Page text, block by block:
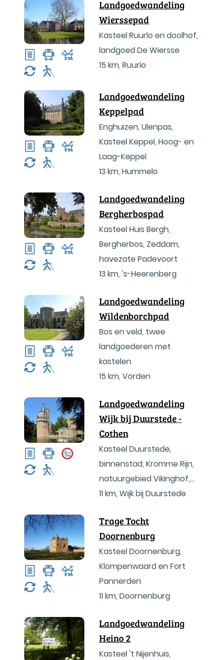
Landgoedwandeling
Wierssepad
Kasteel Ruurlo en doolhof,
landgoed De Wiersse
15 km, Ruurlo
Landgoedwandeling
Keppelpad
Enghuizen, Ulenpas,
Kasteel Keppel, Hoog- en
Laag-Keppel
13 km, Hummelo
Landgoedwandeling
Bergherbospad
Kasteel Huis Bergh,
Bergherbos, Zeddam,
havezate Padevoort
13 km, 's-Heerenberg
Landgoedwandeling
Wildenborchpad
Bos en veld, twee
landgoederen met
kastelen
15 km, Vorden
Landgoedwandeling
Wijk bij Duurstede -
Cothen
Kasteel Duurstede,
binnenstad, Kromme Rijn,
natuurgebied Vikinghof,
kasteel Rhijnestein
11 km, Wijk bij Duurstede
Trage Tocht
Doornenburg
Kasteel Doornenburg,
Klompenwaard en Fort
Pannerden
11 km, Doornenburg
Landgoedwandeling
Heino 2
Kasteel 't Nijenhuis,